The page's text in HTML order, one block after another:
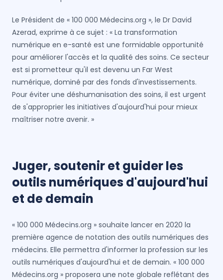
Le Président de « 100 000 Médecins.org », le Dr David
Azerad, exprime à ce sujet : « La transformation
numérique en e-santé est une formidable opportunité
pour améliorer l'accès et la qualité des soins. Ce secteur
est si prometteur qu'il est devenu un Far West
numérique, dominé par des fonds d'investissements.
Pour éviter une déshumanisation des soins, il est urgent
de s'approprier les initiatives d'aujourd'hui pour mieux
maîtriser notre avenir. »
Juger, soutenir et guider les
outils numériques d'aujourd'hui
et de demain
« 100 000 Médecins.org » souhaite lancer en 2020 la
première agence de notation des outils numériques des
médecins. Elle permettra d'informer la profession sur les
outils numériques d'aujourd'hui et de demain. « 100 000
Médecins.org » proposera une note globale reflétant des